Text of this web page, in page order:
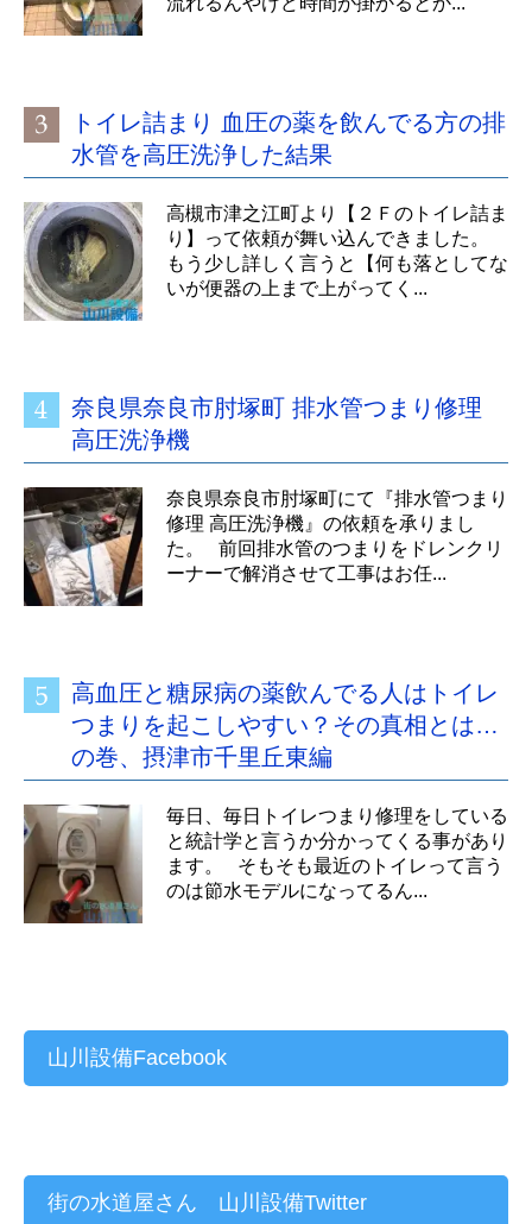
トイレ詰まり 血圧の薬を飲んでる方の排
水管を高圧洗浄した結果
高槻市津之江町より【２Ｆのトイレ詰ま
り】って依頼が舞い込んできました。
もう少し詳しく言うと【何も落としてな
いが便器の上まで上がってく...
奈良県奈良市肘塚町 排水管つまり修理
高圧洗浄機
奈良県奈良市肘塚町にて『排水管つまり
修理 高圧洗浄機』の依頼を承りまし
た。 前回排水管のつまりをドレンクリ
ーナーで解消させて工事はお任...
高血圧と糖尿病の薬飲んでる人はトイレ
つまりを起こしやすい？その真相とは…
の巻、摂津市千里丘東編
毎日、毎日トイレつまり修理をしている
と統計学と言うか分かってくる事があり
ます。 そもそも最近のトイレって言う
のは節水モデルになってるん...
山川設備Facebook
街の水道屋さん 山川設備Twitter